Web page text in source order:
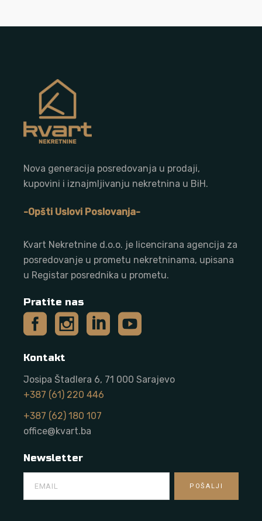
Nova generacija posredovanja u prodaji,
kupovini i iznajmljivanju nekretnina u BiH.
-Opšti Uslovi Poslovanja-
Kvart Nekretnine d.o.o. je licencirana agencija za
posredovanje u prometu nekretninama, upisana
u Registar posrednika u prometu.
Pratite nas
Kontakt
Josipa Štadlera 6, 71 000 Sarajevo
+387 (61) 220 446
+387 (62) 180 107
office@kvart.ba
Newsletter